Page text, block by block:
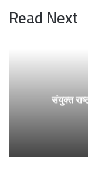
Read Next
संयुक्त